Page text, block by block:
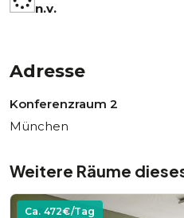
n.v.
Adresse
Konferenzraum 2
München
Weitere Räume
Ca. 472€/Tag